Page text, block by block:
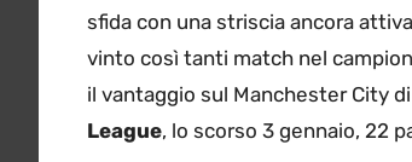
sfida con una striscia ancora
vinto così tanti match nel
il vantaggio sul Manchester City
League, lo scorso 3 gennaio, 22